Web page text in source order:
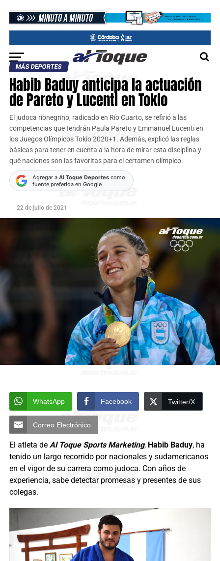
MÁS DEPORTES
Habib Baduy anticipa la actuación
de Pareto y Lucenti en Tokio
El judoca rionegrino, radicado en Río Cuarto, se refirió a las
competencias que tendrán Paula Pareto y Emmanuel Lucenti en
los Juegos Olímpicos Tokio 2020+1. Además, explicó las reglas
básicas para tener en cuenta a la hora de mirar esta disciplina y
qué naciones son las favoritas para el certamen olímpico.
Agregar a Al Toque Deportescomo
fuente preferida en Google
22 de julio de 2021
WhatsApp Facebook Twitter/X
Correo Electrónico
El atleta de Al Toque Sports Marketing, Habib Baduy, ha
tenido un largo recorrido por nacionales y sudamericanos
en el vigor de su carrera como judoca. Con años de
experiencia, sabe detectar promesas y presentes de sus
colegas.